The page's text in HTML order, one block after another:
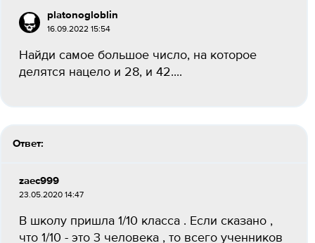
platonogloblin
16.09.2022 15:54
Найди самое большое число, на которое
делятся нацело и 28, и 42....
Ответ:
zaec999
23.05.2020 14:47
В школу пришла 1/10 класса . Если сказано ,
что 1/10 - это 3 человека , то всего ученников